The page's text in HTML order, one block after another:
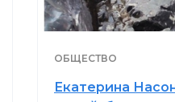
ОБЩЕСТВО
Екатерина